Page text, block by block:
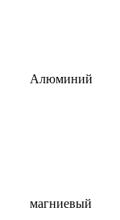
Алюминий
магниевый